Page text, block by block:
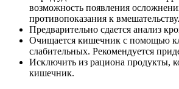
возможность появления
противопоказания к вмешательству.
Предварительно сдается анализ
Очищается кишечник с помощью
слабительных. Рекомендуется
Исключить из рациона продукты,
кишечник.